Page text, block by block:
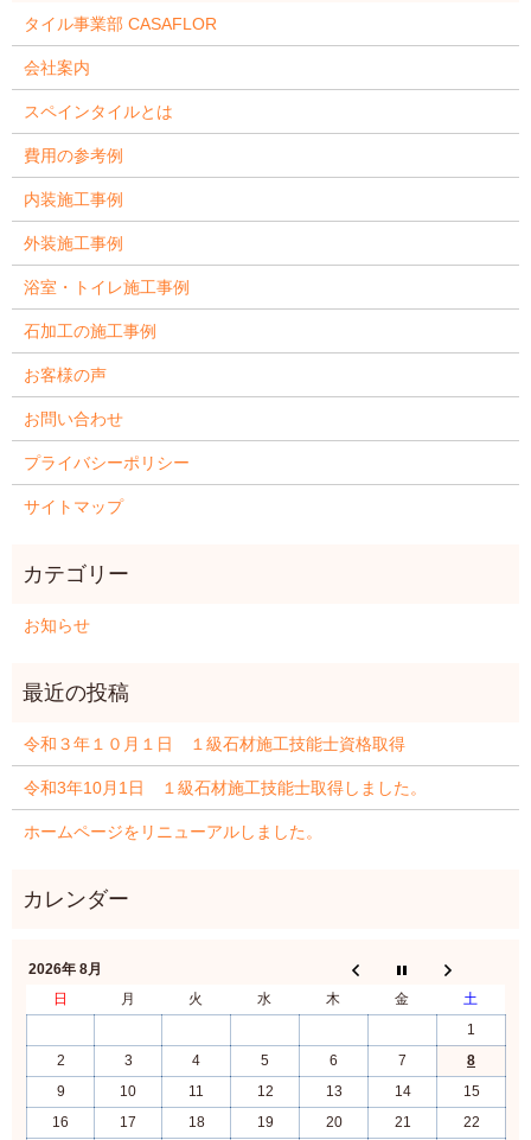
タイル事業部 CASAFLOR
会社案内
スペインタイルとは
費用の参考例
内装施工事例
外装施工事例
浴室・トイレ施工事例
石加工の施工事例
お客様の声
お問い合わせ
プライバシーポリシー
サイトマップ
お知らせ
令和３年１０月１日 １級石材施工技能士資格取得
令和3年10月1日 １級石材施工技能士取得しました。
ホームページをリニューアルしました。
2026年 8月
日
月 火 水 木 金
土
1
2
3 4 5 6 7
8
9
10 11 12 13 14
15
16
17 18 19 20 21 22